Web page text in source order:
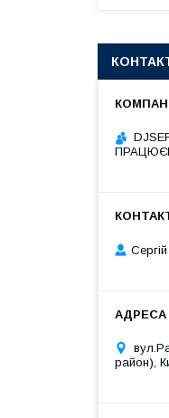
Сергій
район),